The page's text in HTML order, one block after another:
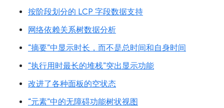
按阶段划分的 LCP 字段数据支持
网络依赖关系树数据分析
“摘要”中显示时长，而不是总时间和自身时间
“执行用时最长的堆栈”突出显示功能
改进了各种面板的空状态
“元素”中的无障碍功能树状视图